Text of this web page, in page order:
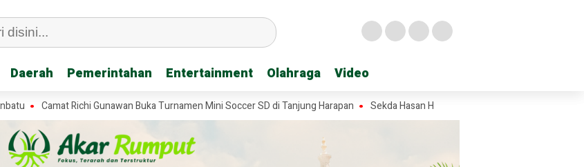
Daerah Pemerintahan Entertainment Olahraga Video
Daerah Pemerintahan Entertainment Olahraga Video
Camat Richi Gunawan Buka Turnamen Mini Soccer SD di Tanjung Harapan Sekda Hasan Heri Rambe Pamit, 28 Tahun Mengabdi untuk